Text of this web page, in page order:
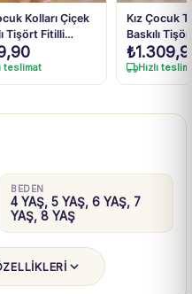
Kolları Çiçek
Tişört Fitilli
Paçalı
Takım
teslimat
Kız Çocuk
Baskılı
Pantolonlu
₺
Hızlı
BEDEN
4 YAŞ, 5 YAŞ, 6 YAŞ, 7
YAŞ, 8 YAŞ